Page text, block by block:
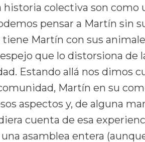
historia colectiva son como
pensar a Martín sin
Martín con sus
que lo distorsiona de
Estando allá nos dimos
Martín en su
aspectos y, de alguna
cuenta de esa
asamblea entera